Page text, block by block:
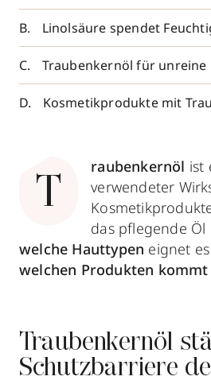
Linolsäure spendet
Traubenkernöl für unreine
Kosmetikprodukte mit
T
raubenkernöl ist
verwendeter
das pflegende
welche Hauttypen eignet
welchen Produkten
Traubenkernöl
Schutzbarriere